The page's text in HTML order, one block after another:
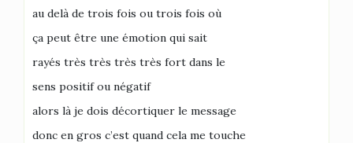
au delà de trois fois ou trois fois où
ça peut être une émotion qui sait
rayés très très très très fort dans le
sens positif ou négatif
alors là je dois décortiquer le message
donc en gros c’est quand cela me touche